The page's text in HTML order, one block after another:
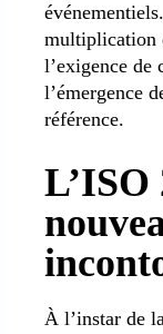
multiplication
l’exigence de
l’émergence
référence.
L’ISO
À l’instar de